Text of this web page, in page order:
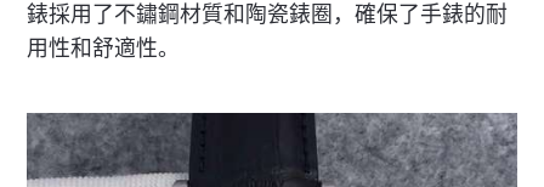
錶採用了不鏽鋼材質和陶瓷錶圈，確保了手錶的耐
用性和舒適性。